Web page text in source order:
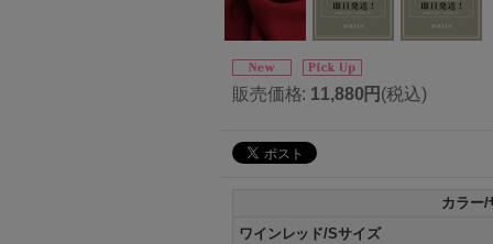
販売価格: 11,880円 (税込)
カラー/
ワインレッド/Sサイズ